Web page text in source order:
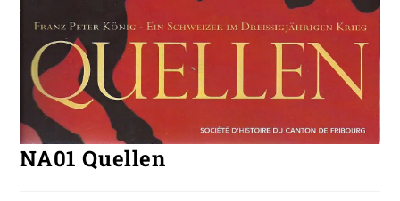
NA01 Quellen